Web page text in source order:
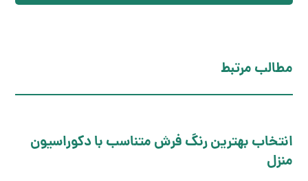
مطالب مرتبط
انتخاب بهترین رنگ فرش متناسب با دکوراسیون
منزل